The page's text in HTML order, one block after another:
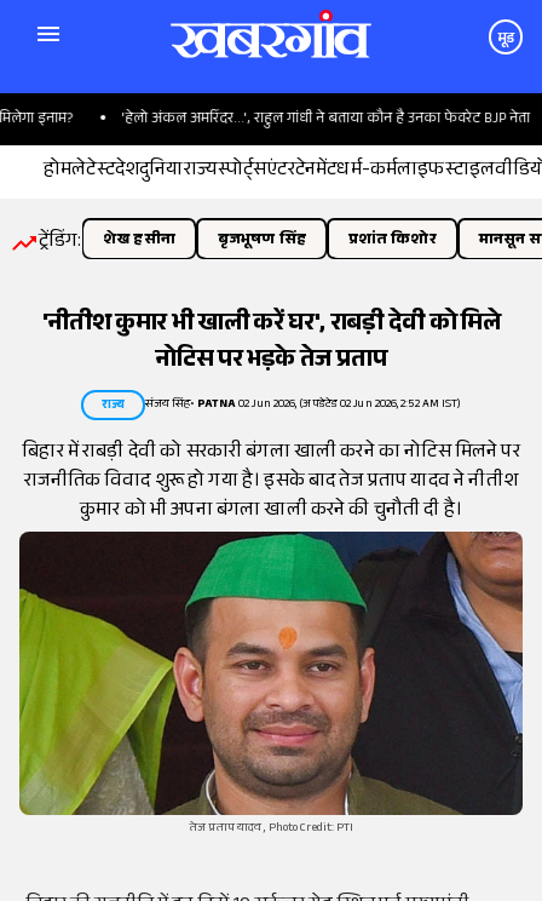
मूड
इनाम? 'हेलो अंकल अमरिंदर...', राहुल गांधी ने बताया कौन है उनका फेवरेट BJP नेता
होमलेटेस्टदेशदुनियाराज्यस्पोर्ट्सएंटरटेनमेंटधर्म-कर्मलाइफस्टाइल
ट्रेंडिंग: शेख हसीना बृजभूषण सिंह प्रशांत किशोर मानसून
'नीतीश कुमार भी खाली करें घर', राबड़ी देवी को मिले
नोटिस पर भड़के तेज प्रताप
राज्य संजय सिंह• PATNA02 Jun 2026, (अपडेटेड 02 Jun 2026, 2:52 AM IST)
बिहार में राबड़ी देवी को सरकारी बंगला खाली करने का नोटिस मिलने पर
राजनीतिक विवाद शुरू हो गया है। इसके बाद तेज प्रताप यादव ने नीतीश
कुमार को भी अपना बंगला खाली करने की चुनौती दी है।
तेज प्रताप यादव, Photo Credit: PTI